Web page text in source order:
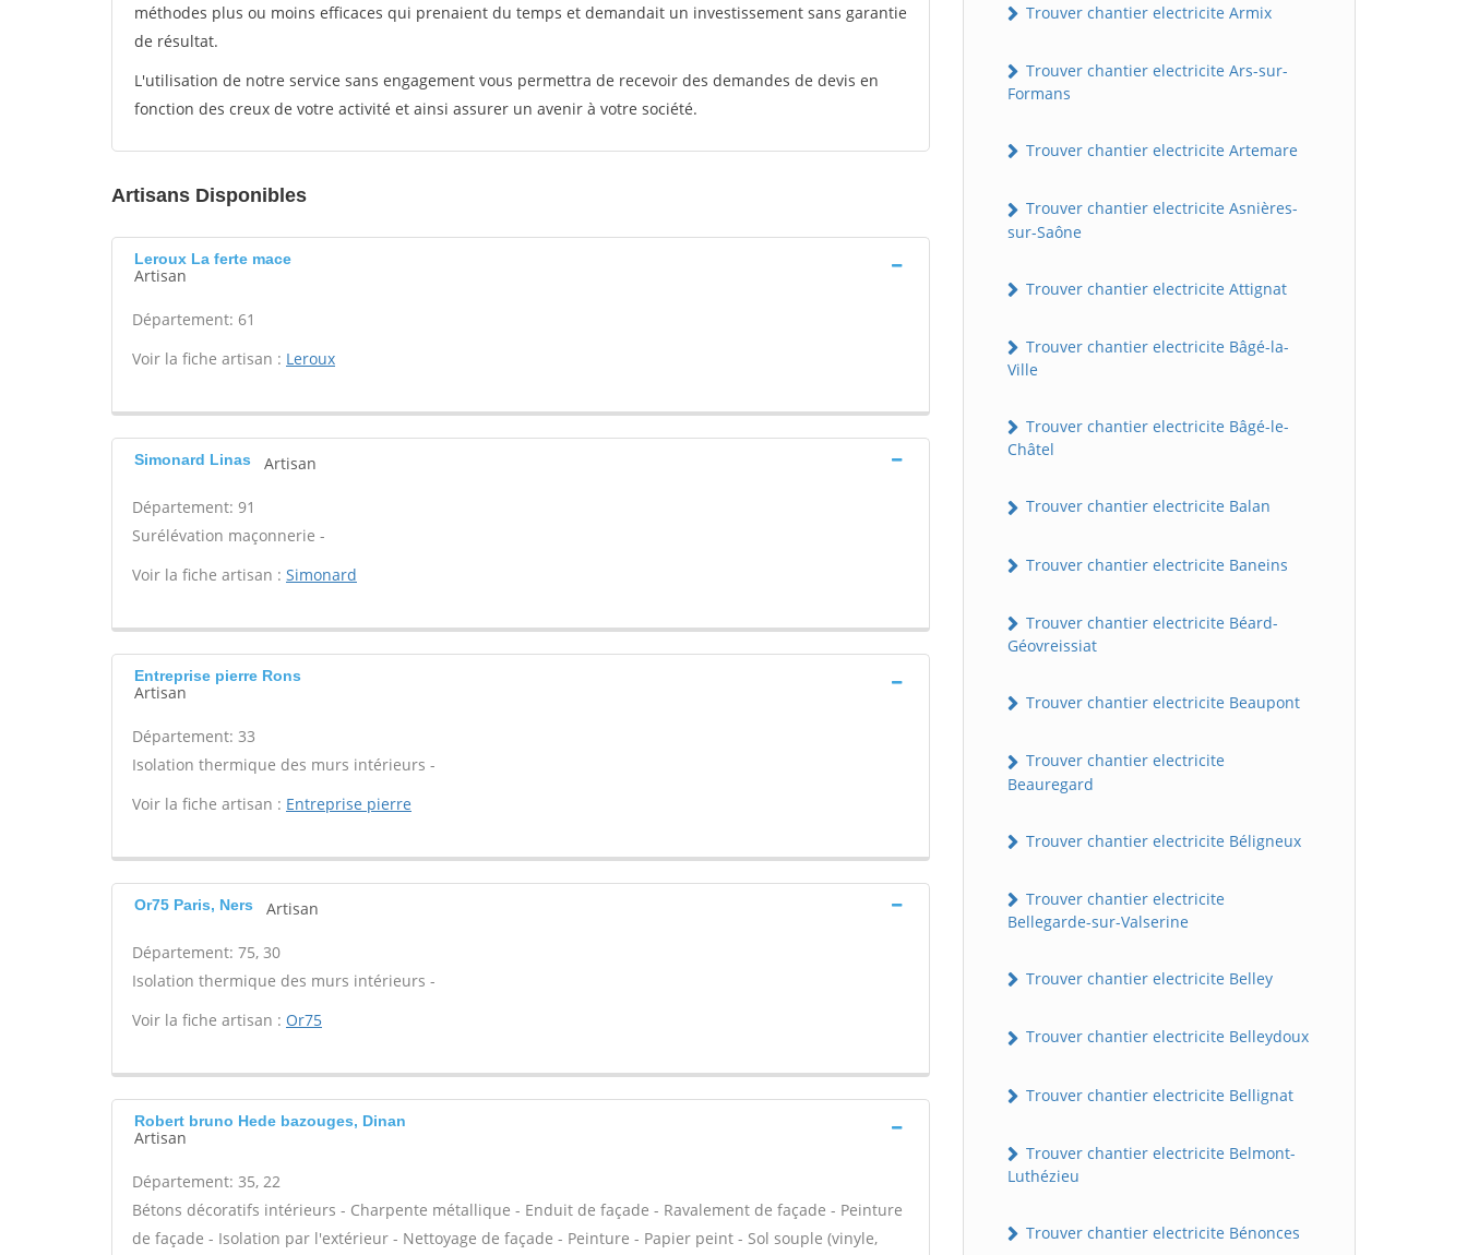
méthodes plus ou moins efficaces qui prenaient du temps et demandait un investissement sans garantie
de résultat.
L'utilisation de notre service sans engagement vous permettra de recevoir des demandes de devis en
fonction des creux de votre activité et ainsi assurer un avenir à votre société.
Artisans Disponibles
Leroux La ferte mace
Artisan
Département: 61
Voir la fiche artisan : Leroux
Simonard Linas Artisan
Département: 91
Surélévation maçonnerie -
Voir la fiche artisan : Simonard
Entreprise pierre Rons
Artisan
Département: 33
Isolation thermique des murs intérieurs -
Voir la fiche artisan : Entreprise pierre
Or75 Paris, Ners Artisan
Département: 75, 30
Isolation thermique des murs intérieurs -
Voir la fiche artisan : Or75
Robert bruno Hede bazouges, Dinan
Artisan
Département: 35, 22
Bétons décoratifs intérieurs - Charpente métallique - Enduit de façade - Ravalement de façade - Peinture
de façade - Isolation par l'extérieur - Nettoyage de façade - Peinture - Papier peint - Sol souple (vinyle,
Trouver chantier electricite Armix
Trouver chantier electricite Ars-sur-
Formans
Trouver chantier electricite Artemare
Trouver chantier electricite Asnières-
sur-Saône
Trouver chantier electricite Attignat
Trouver chantier electricite Bâgé-la-
Ville
Trouver chantier electricite Bâgé-le-
Châtel
Trouver chantier electricite Balan
Trouver chantier electricite Baneins
Trouver chantier electricite Béard-
Géovreissiat
Trouver chantier electricite Beaupont
Trouver chantier electricite
Beauregard
Trouver chantier electricite Béligneux
Trouver chantier electricite
Bellegarde-sur-Valserine
Trouver chantier electricite Belley
Trouver chantier electricite Belleydoux
Trouver chantier electricite Bellignat
Trouver chantier electricite Belmont-
Luthézieu
Trouver chantier electricite Bénonces